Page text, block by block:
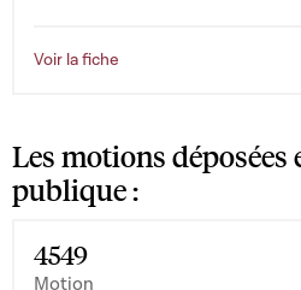
Voir la fiche
Les motions déposées
publique :
4549
Motion